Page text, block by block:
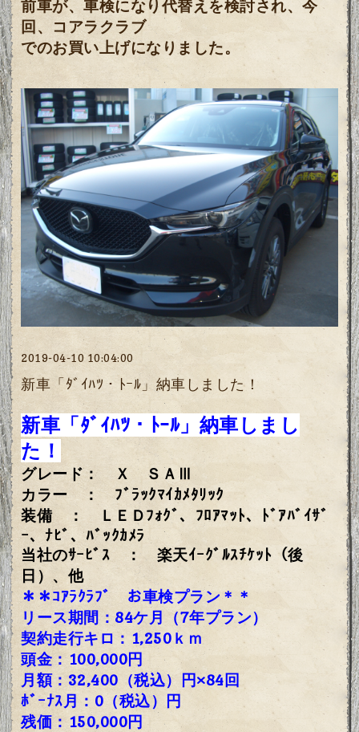
前車が、車検になり代替えを検討され、今
回、コアラクラブ
でのお買い上げになりました。
2019-04-10 10:04:00
新車「ﾀﾞｲﾊﾂ・ﾄｰﾙ」納車しました！
新車「ﾀﾞｲﾊﾂ・ﾄｰﾙ」納車しまし
た！
グレード： Ｘ ＳＡⅢ
カラー ： ﾌﾞﾗｯｸﾏｲｶﾒﾀﾘｯｸ
装備 ： ＬＥＤﾌｫｸﾞ、 ﾌﾛｱﾏｯﾄ、ﾄﾞｱﾊﾞｲｻﾞ
ｰ、ﾅﾋﾞ、ﾊﾞｯｸｶﾒﾗ
当社のｻｰﾋﾞｽ ： 楽天ｲｰｸﾞﾙｽﾁｹｯﾄ（後
日）、他
＊＊ｺｱﾗｸﾗﾌﾞ お車検プラン＊＊
リース期間：84ケ月（7年プラン）
契約走行キロ：1,250 ｋｍ
頭金：100,000円
月額：32,400（税込）円×84回
ﾎﾞｰﾅｽ月：0（税込）円
残価：150,000円